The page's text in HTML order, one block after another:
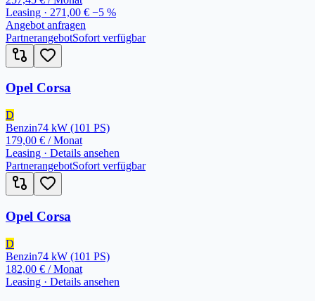
Leasing · 271,00 € −5 %
Angebot anfragen
PartnerangebotSofort verfügbar
Opel Corsa
D
Benzin74 kW (101 PS)
179,00 € / Monat
Leasing · Details ansehen
PartnerangebotSofort verfügbar
Opel Corsa
D
Benzin74 kW (101 PS)
182,00 € / Monat
Leasing · Details ansehen